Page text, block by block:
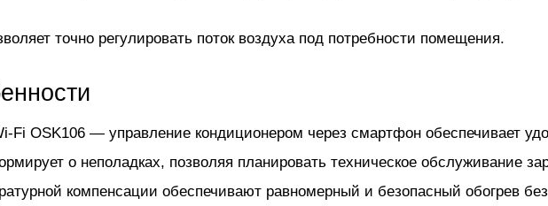
точно регулировать поток воздуха под потребности помещения.
Fi OSK106 — управление кондиционером через смартфон обеспечивает
о неполадках, позволяя планировать техническое обслуживание
компенсации обеспечивают равномерный и безопасный обогрев